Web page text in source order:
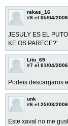
rakas_16
#8 el 05/04/
JESULY ES EL
KE OS PARECE?'
Lito_69
#7 el 01/04/
Podeis descargaros
unk
#6 el 25/03/
Este xaval no me